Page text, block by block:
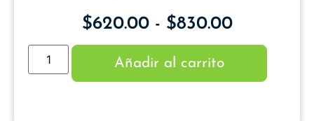
$620.00 - $830.00
Añadir al carrito